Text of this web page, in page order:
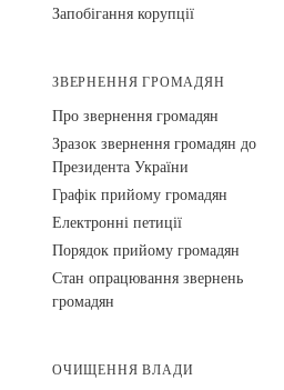
Запобігання корупції
ЗВЕРНЕННЯ ГРОМАДЯН
Про звернення громадян
Зразок звернення громадян до
Президента України
Графік прийому громадян
Електронні петиції
Порядок прийому громадян
Стан опрацювання звернень
громадян
ОЧИЩЕННЯ ВЛАДИ